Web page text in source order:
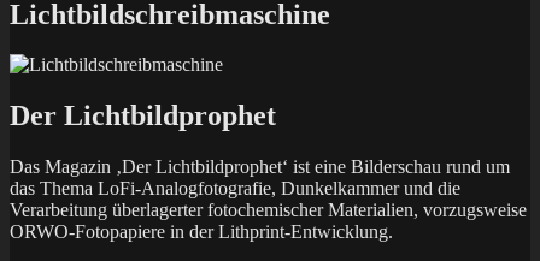
Lichtbildschreibmaschine
Der Lichtbildprophet
Das Magazin ‚Der Lichtbildprophet‘ ist eine Bilderschau rund um
das Thema LoFi-Analogfotografie, Dunkelkammer und die
Verarbeitung überlagerter fotochemischer Materialien, vorzugsweise
ORWO-Fotopapiere in der Lithprint-Entwicklung.